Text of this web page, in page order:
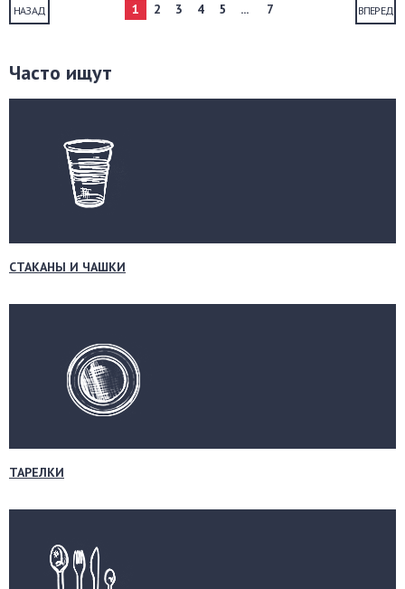
НАЗАД ВПЕРЕД
1 2 3 4 5 ... 7
Часто ищут
СТАКАНЫ И ЧАШКИ
ТАРЕЛКИ